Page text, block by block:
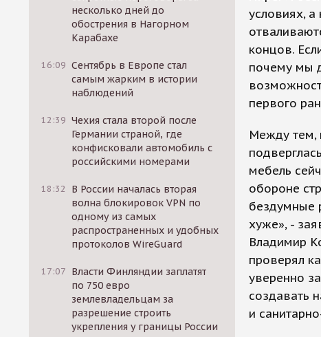
несколько дней до
обострения в Нагорном
Карабахе
16:09 Сентябрь в Европе стал
самым жарким в истории
наблюдений
12:39 Чехия стала второй после
Германии страной, где
конфисковали автомобиль с
российскими номерами
18:32
В России началась вторая
волна блокировок VPN по
одному из самых
распространенных и удобных
протоколов WireGuard
17:07 Власти Финляндии заплатят
по 750 евро
землевладельцам за
разрешение строить
укрепления у границы России
условиях,
концов.
почему мы
первого
Между тем,
мебель
обороне
бездумные
хуже», -
Владимир
проверял
уверенно
создавать
и